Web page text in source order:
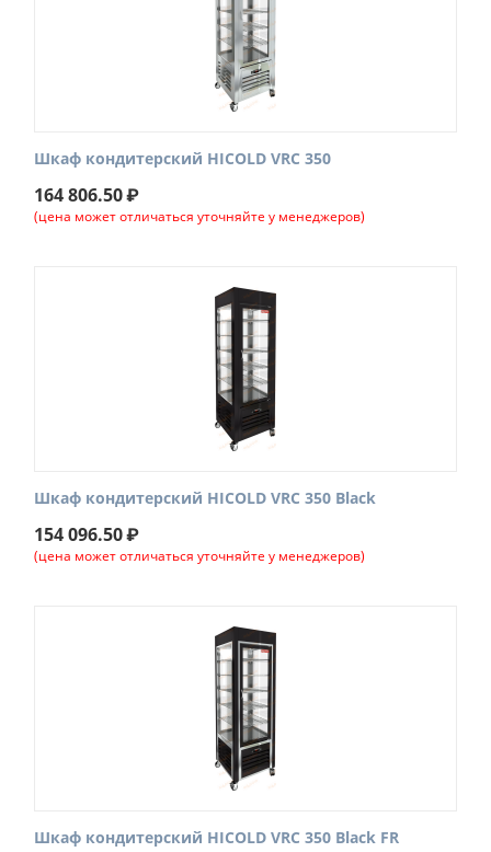
Шкаф кондитерский HICOLD VRC 350
164 806.50₽
(цена может отличаться уточняйте у менеджеров)
Шкаф кондитерский HICOLD VRC 350 Black
154 096.50₽
(цена может отличаться уточняйте у менеджеров)
Шкаф кондитерский HICOLD VRC 350 Black FR